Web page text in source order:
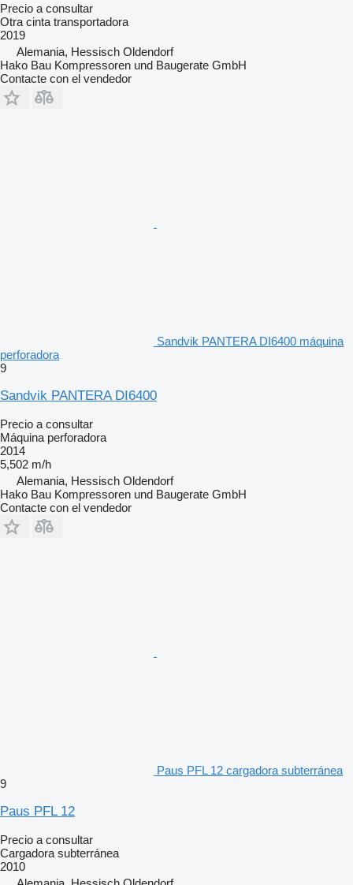
Precio a consultar
Otra cinta transportadora
2019
Alemania, Hessisch Oldendorf
Hako Bau Kompressoren und Baugerate GmbH
Contacte con el vendedor
Sandvik PANTERA DI6400 máquina
perforadora
9
Sandvik PANTERA DI6400
Precio a consultar
Máquina perforadora
2014
5,502 m/h
Alemania, Hessisch Oldendorf
Hako Bau Kompressoren und Baugerate GmbH
Contacte con el vendedor
Paus PFL 12 cargadora subterránea
9
Paus PFL 12
Precio a consultar
Cargadora subterránea
2010